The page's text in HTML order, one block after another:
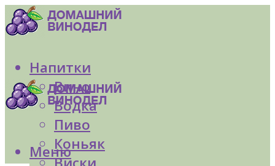
Напитки
Вино
Водка
Пиво
Коньяк
Меню